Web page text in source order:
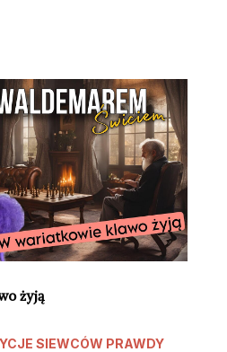
żyją
SIEWCÓW PRAWDY